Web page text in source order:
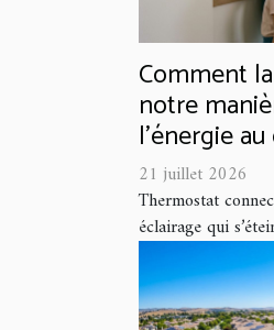
Comment
notre
l'énergie
21 juillet 2026
Thermostat
éclairage qui